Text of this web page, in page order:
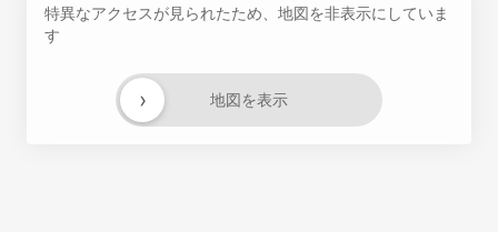
特異なアクセスが見られたため、地図を非表示にしていま
す
地図を表示
›